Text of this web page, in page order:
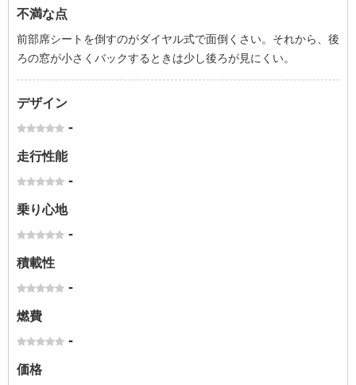
不満な点
前部席シートを倒すのがダイヤル式で面倒くさい。それから、後
ろの窓が小さくバックするときは少し後ろが見にくい。
デザイン
-
走行性能
-
乗り心地
-
積載性
-
燃費
-
価格